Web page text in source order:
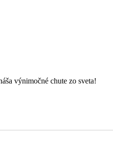
výnimočné chute zo sveta!